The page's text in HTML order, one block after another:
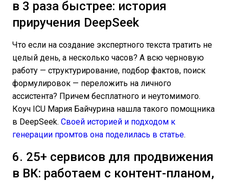
в 3 раза быстрее: история
приручения DeepSeek
Что если на создание экспертного текста тратить не
целый день, а несколько часов? А всю черновую
работу — структурирование, подбор фактов, поиск
формулировок — переложить на личного
ассистента? Причем бесплатного и неутомимого.
Коуч ICU Мария Байчурина нашла такого помощника
в DeepSeek. Своей историей и подходом к
генерации промтов она поделилась в статье.
6. 25+ сервисов для продвижения
в ВК: работаем с контент-планом,